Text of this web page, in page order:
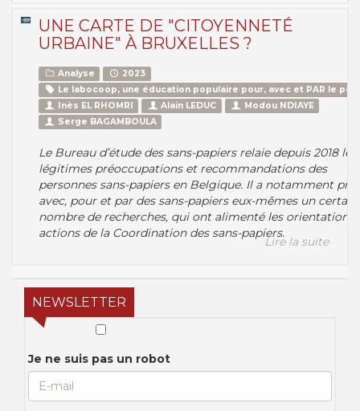
UNE CARTE DE "CITOYENNETÉ
URBAINE" À BRUXELLES ?
Analyse
2023
Le labocoop, une éducation populaire pour, avec et PAR le
Inès EL RHOMRI
Alain LEDUC
Modou NDIAYE
Serge BAGAMBOULA
Le Bureau d’étude des sans-papiers relaie depuis 2018 les
légitimes préoccupations et recommandations des
personnes sans-papiers en Belgique. Il a notamment
avec, pour et par des sans-papiers eux-mêmes un certain
nombre de recherches, qui ont alimenté les orientations
actions de la Coordination des sans-papiers.
Lire la suite
NEWSLETTER
Je ne suis pas un robot